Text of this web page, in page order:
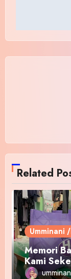
Related
Umminani
Memori
Kami
Pakaian